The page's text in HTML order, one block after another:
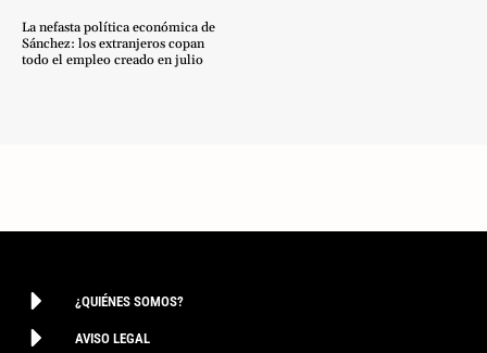
La nefasta política económica de
Sánchez: los extranjeros copan
todo el empleo creado en julio
¿QUIÉNES SOMOS?
AVISO LEGAL